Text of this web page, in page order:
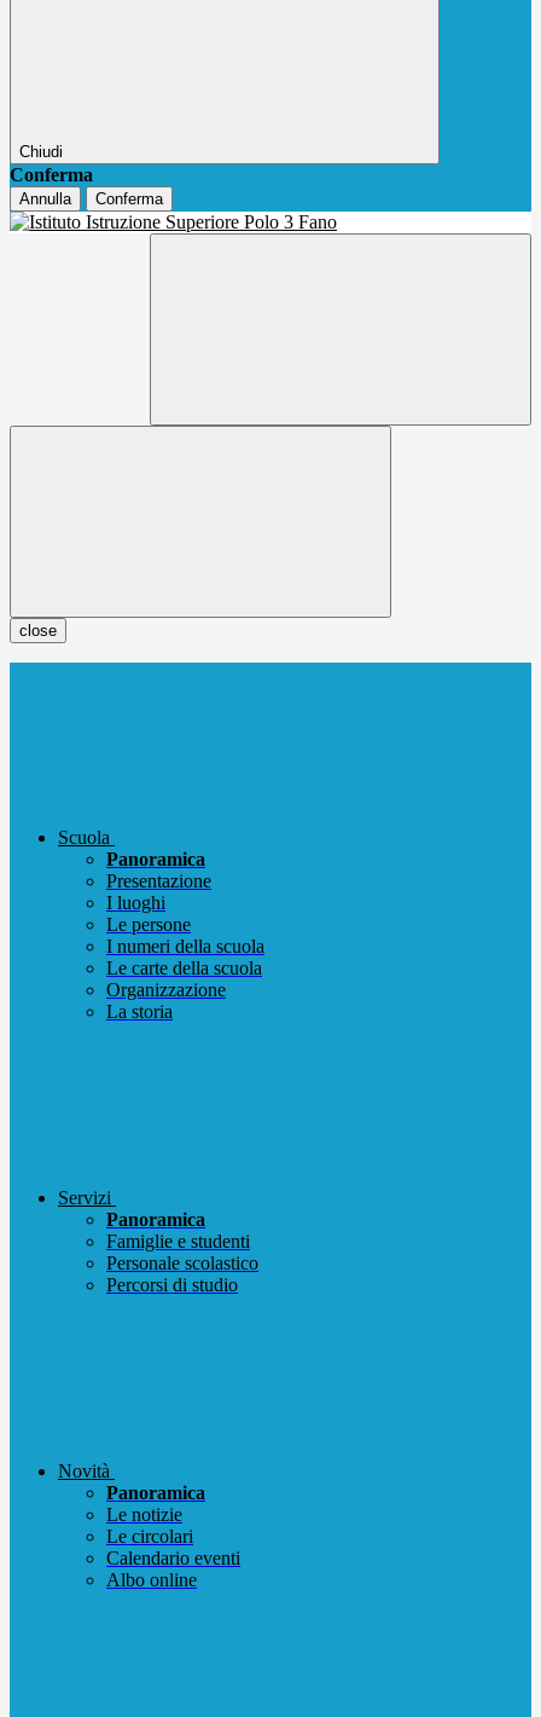
Chiudi
Conferma
Annulla Conferma
close
Scuola
Panoramica
Presentazione
I luoghi
Le persone
I numeri della scuola
Le carte della scuola
Organizzazione
La storia
Servizi
Panoramica
Famiglie e studenti
Personale scolastico
Percorsi di studio
Novità
Panoramica
Le notizie
Le circolari
Calendario eventi
Albo online